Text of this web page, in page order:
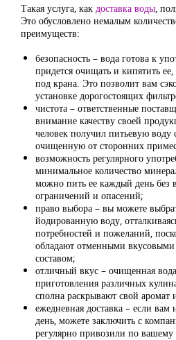
Такая услуга, как доставка воды ,
Это обусловлено немалым
преимуществ:
безопасность – вода готова к
придется очищать и кипятить
под крана. Это позволит вам
установке дорогостоящих
чистота – ответственные
внимание качеству своей
человек получил питьевую воду
очищенную от сторонних
возможность регулярного
минимальное количество
можно пить ее каждый день без
ограничений и опасений;
право выбора – вы можете
йодированную воду,
потребностей и пожеланий,
обладают отменными
составом;
отличный вкус – очищенная
приготовления различных
сполна раскрывают свой аромат
ежедневная доставка – если
день, можете заключить с
регулярно привозили по вашему